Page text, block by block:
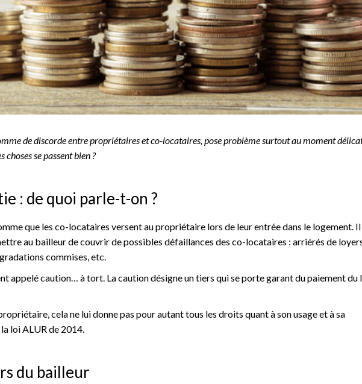
de discorde entre propriétaires et co-locataires, pose problème surtout au moment
se passent bien ?
: de quoi parle-t-on ?
que les co-locataires versent au propriétaire lors de leur entrée dans le logement. Il
au bailleur de couvrir de possibles défaillances des co-locataires : arriérés de
commises, etc.
appelé caution… à tort. La caution désigne un tiers qui se porte garant du paiement du
cela ne lui donne pas pour autant tous les droits quant à son usage et à sa
loi ALUR de 2014.
du bailleur